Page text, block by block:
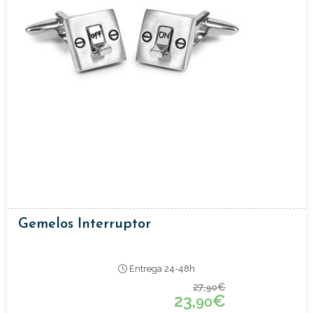
Gemelos Interruptor
Entrega 24-48h
27,90€
23,90€